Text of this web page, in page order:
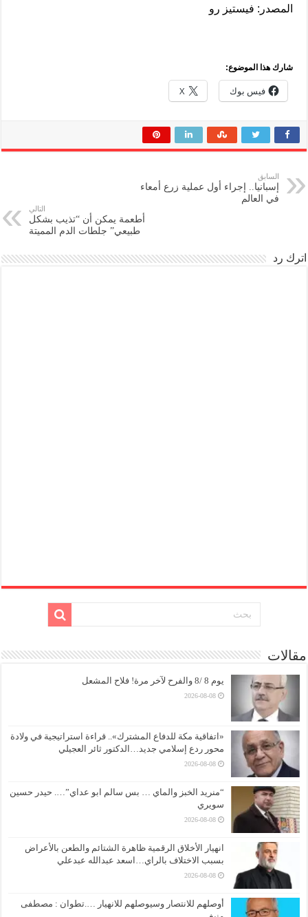
المصدر: فيستيز رو
شارك هذا الموضوع:
فيس بوك X
السابق
إسبانيا.. إجراء أول عملية زرع أمعاء
في العالم
التالي
أطعمة يمكن أن “تذيب بشكل
طبيعي” جلطات الدم المميتة
اترك رد
مقالات
يوم 8 /8 والفرح لآخر مرة! فلاح المشعل
2026-08-08
«اتفاقية مكة للدفاع المشترك».. قراءة استراتيجية في ولادة
محور ردع إسلامي جديد…الدكتور ثائر العجيلي
2026-08-08
“منريد الخبز والماي … بس سالم ابو عداي”…. حيدر حسين
سويري
2026-08-08
انهيار الأخلاق الرقمية ظاهرة الشتائم والطعن بالأعراض
بسبب الاختلاف بالراي…اسعد عبدالله عبدعلي
2026-08-08
أوصلهم للانتصار وسيوصلهم للانهيار ….تطوان : مصطفى